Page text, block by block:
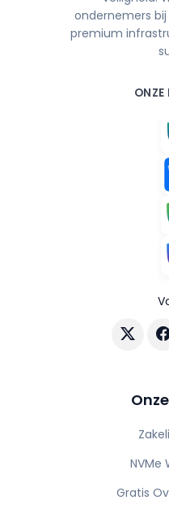
ondernemers
premium
ONZE
Volg
NVMe
Gratis